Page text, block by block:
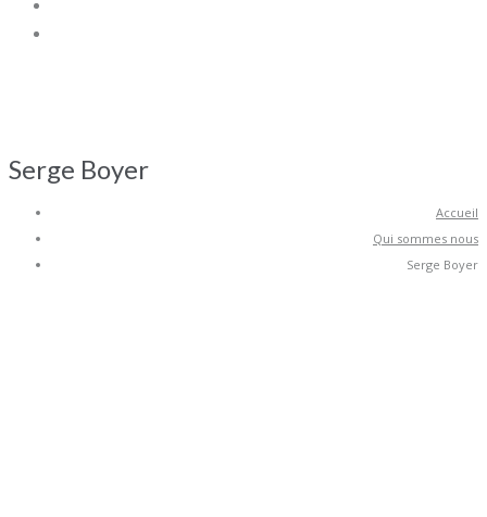
Serge Boyer
Accueil
Qui sommes nous
Serge Boyer